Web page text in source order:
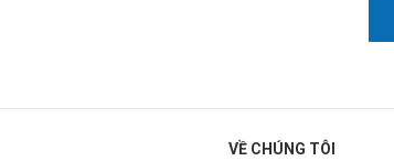
VỀ CHÚNG TÔI